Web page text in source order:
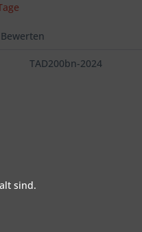
Bewerten
TAD200bn-2024
sind.